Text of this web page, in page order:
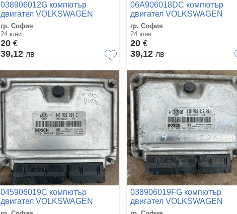
038906012G компютър
двигател VOLKSWAGEN
SKODA AUDI 1.9TDI 110 кс
0281010128
гр. София
24 юни
20 €
39,12 лв
06A906018DC компютър
двигател VOLKSWAGEN
BORA 2.0i 0261206180
гр. София
24 юни
20 €
39,12 лв
045906019C компютър
двигател VOLKSWAGEN
POLO 1.4TDI 0281010697
038906019FG компютър
двигател VOLKSWAGEN
GOLF 4 1.9TDI 0281010702